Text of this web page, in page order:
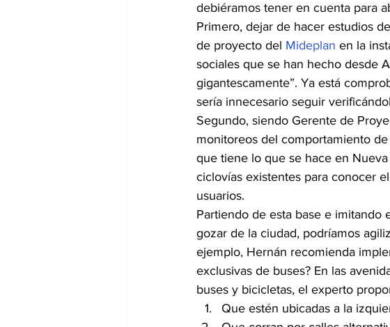
debiéramos tener en cuenta para
Primero, dejar de hacer estudios
de proyecto del Mideplan en la
sociales que se han hecho desde
gigantescamente”. Ya está
sería innecesario seguir
Segundo, siendo Gerente de
monitoreos del comportamiento
que tiene lo que se hace en
ciclovías existentes para conocer
usuarios.
Partiendo de esta base e imitando
gozar de la ciudad, podríamos
ejemplo, Hernán recomienda
exclusivas de buses? En las
buses y bicicletas, el experto
Que estén ubicadas a la